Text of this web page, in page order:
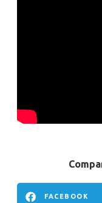
FACEBOOK